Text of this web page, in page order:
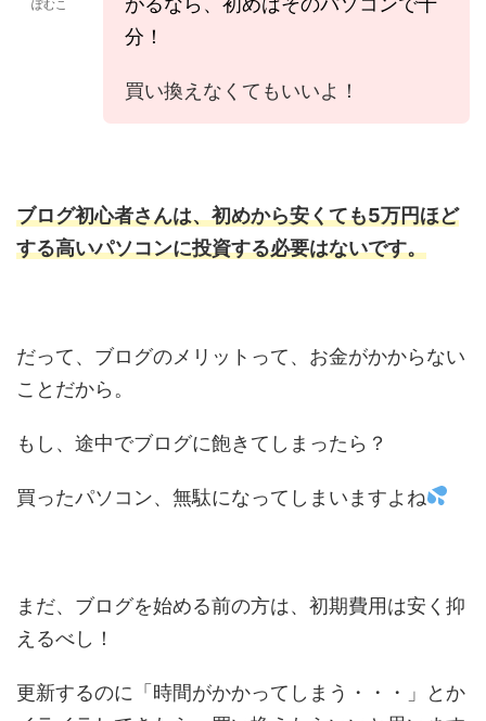
ぽむこ
分！
買い換えなくてもいいよ！
ブログ初心者さんは、初めから安くても5万円ほど
する高いパソコンに投資する必要はないです。
だって、ブログのメリットって、お金がかからない
ことだから。
もし、途中でブログに飽きてしまったら？
買ったパソコン、無駄になってしまいますよね
まだ、ブログを始める前の方は、初期費用は安く抑
えるべし！
更新するのに「時間がかかってしまう・・・」とか